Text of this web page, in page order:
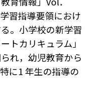
習指導要領におけ
。小学校の新学習
トカリキュラム」
れ，幼児教育から
に1 年生の指導の